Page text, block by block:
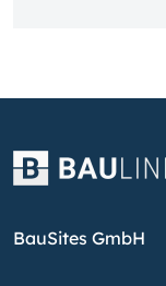
BauSites GmbH